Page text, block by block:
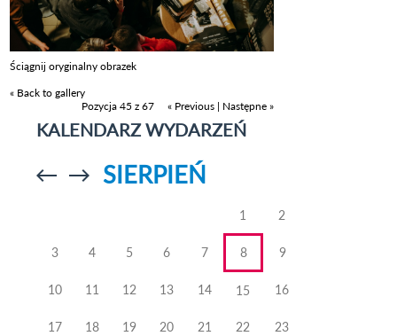
Ściągnij oryginalny obrazek
« Back to gallery
Pozycja 45 z 67
« Previous | Następne »
KALENDARZ WYDARZEŃ
Przejdź doPrzejdź do
SIERPIEŃ
1 2
3 4 5 6 7 8 9
10 11 12 13 14 15 16
17 18 19 20 21 22 23